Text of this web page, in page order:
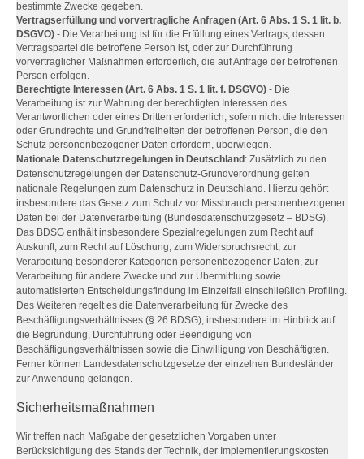
bestimmte Zwecke gegeben.
Vertragserfüllung und vorvertragliche Anfragen (Art. 6 Abs. 1 S. 1 lit. b.
DSGVO) - Die Verarbeitung ist für die Erfüllung eines Vertrags, dessen
Vertragspartei die betroffene Person ist, oder zur Durchführung
vorvertraglicher Maßnahmen erforderlich, die auf Anfrage der betroffenen
Person erfolgen.
Berechtigte Interessen (Art. 6 Abs. 1 S. 1 lit. f. DSGVO) - Die
Verarbeitung ist zur Wahrung der berechtigten Interessen des
Verantwortlichen oder eines Dritten erforderlich, sofern nicht die Interessen
oder Grundrechte und Grundfreiheiten der betroffenen Person, die den
Schutz personenbezogener Daten erfordern, überwiegen.
Nationale Datenschutzregelungen in Deutschland : Zusätzlich zu den
Datenschutzregelungen der Datenschutz-Grundverordnung gelten
nationale Regelungen zum Datenschutz in Deutschland. Hierzu gehört
insbesondere das Gesetz zum Schutz vor Missbrauch personenbezogener
Daten bei der Datenverarbeitung (Bundesdatenschutzgesetz – BDSG).
Das BDSG enthält insbesondere Spezialregelungen zum Recht auf
Auskunft, zum Recht auf Löschung, zum Widerspruchsrecht, zur
Verarbeitung besonderer Kategorien personenbezogener Daten, zur
Verarbeitung für andere Zwecke und zur Übermittlung sowie
automatisierten Entscheidungsfindung im Einzelfall einschließlich Profiling.
Des Weiteren regelt es die Datenverarbeitung für Zwecke des
Beschäftigungsverhältnisses (§ 26 BDSG), insbesondere im Hinblick auf
die Begründung, Durchführung oder Beendigung von
Beschäftigungsverhältnissen sowie die Einwilligung von Beschäftigten.
Ferner können Landesdatenschutzgesetze der einzelnen Bundesländer
zur Anwendung gelangen.
Sicherheitsmaßnahmen
Wir treffen nach Maßgabe der gesetzlichen Vorgaben unter
Berücksichtigung des Stands der Technik, der Implementierungskosten